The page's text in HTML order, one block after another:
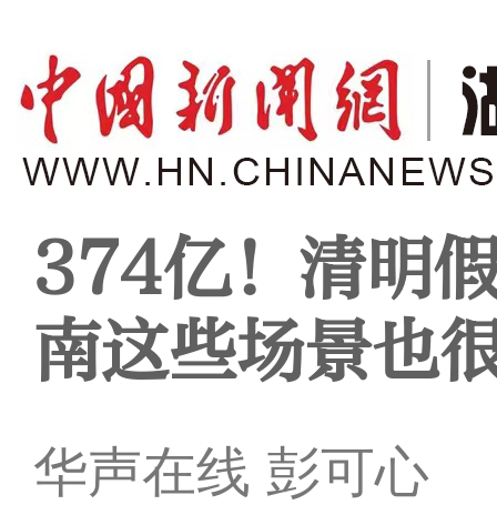
374亿！清明
南这些场景也
华声在线 彭可心